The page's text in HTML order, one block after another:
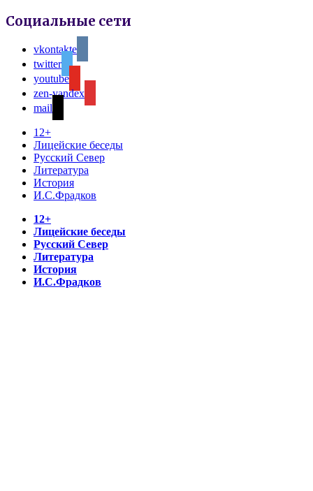
Социальные сети
vkontakte
twitter
youtube
zen-yandex
mail
12+
Лицейские беседы
Русский Север
Литература
История
И.С.Фрадков
12+
Лицейские беседы
Русский Север
Литература
История
И.С.Фрадков